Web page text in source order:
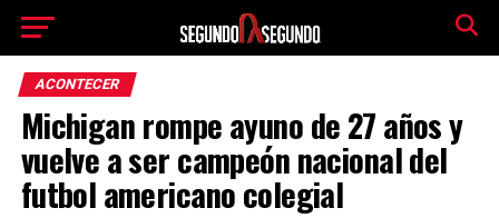
ACONTECER
Michigan rompe ayuno de 27 años y
vuelve a ser campeón nacional del
futbol americano colegial